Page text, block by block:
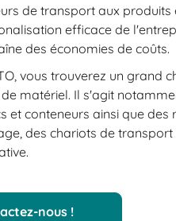
de transport aux
efficace de
des économies de coûts.
vous trouverez un grand
matériel. Il s'agit
et conteneurs ainsi que des
des chariots de
nous !